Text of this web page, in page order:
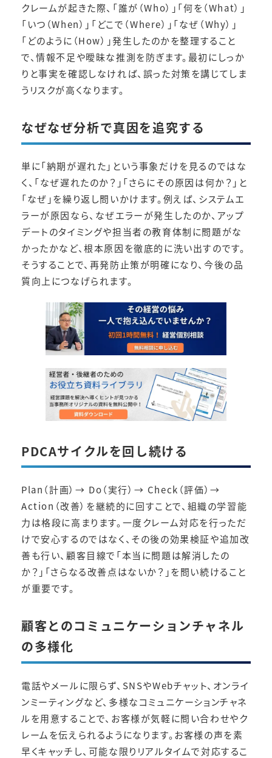
クレームが起きた際、「誰が（Who）」「何を（What）」
「いつ（When）」「どこで（Where）」「なぜ（Why）」
「どのように（How）」発生したのかを整理すること
で、情報不足や曖昧な推測を防ぎます。最初にしっか
りと事実を確認しなければ、誤った対策を講じてしま
うリスクが高くなります。
なぜなぜ分析で真因を追究する
単に「納期が遅れた」という事象だけを見るのではな
く、「なぜ遅れたのか？」「さらにその原因は何か？」と
「なぜ」を繰り返し問いかけます。例えば、システムエ
ラーが原因なら、なぜエラーが発生したのか、アップ
デートのタイミングや担当者の教育体制に問題がな
かったかなど、根本原因を徹底的に洗い出すのです。
そうすることで、再発防止策が明確になり、今後の品
質向上につなげられます。
PDCAサイクルを回し続ける
Plan（計画）→ Do（実行）→ Check（評価）→
Action（改善）を継続的に回すことで、組織の学習能
力は格段に高まります。一度クレーム対応を行っただ
けで安心するのではなく、その後の効果検証や追加改
善も行い、顧客目線で「本当に問題は解消したの
か？」「さらなる改善点はないか？」を問い続けること
が重要です。
顧客とのコミュニケーションチャネル
の多様化
電話やメールに限らず、SNSやWebチャット、オンライ
ンミーティングなど、多様なコミュニケーションチャネ
ルを用意することで、お客様が気軽に問い合わせやク
レームを伝えられるようになります。お客様の声を素
早くキャッチし、可能な限りリアルタイムで対応するこ